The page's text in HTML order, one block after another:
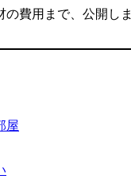
費用まで、公開しま
屋